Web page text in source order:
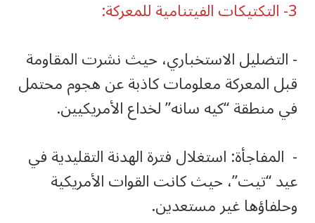
‏- التضليل الاستخباري، حيث نشرت المقاومة
قبل المعركة معلومات كاذبة عن هجوم محتمل
في منطقة “كيه سانه” لخداع الأمريكيين.
‏- المفاجأة: استغلال فترة الهدنة التقليدية في
عيد “تيت”، حيث كانت القوات الأمريكية
وحلفاؤها غير مستعدين.